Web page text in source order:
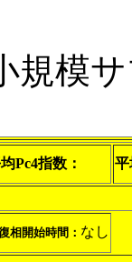
規模
Pc4指数： 平
相開始時間： なし